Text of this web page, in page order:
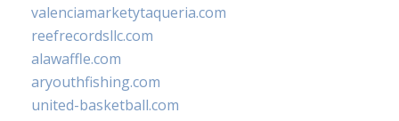
valenciamarketytaqueria.com
reefrecordsllc.com
alawaffle.com
aryouthfishing.com
united-basketball.com